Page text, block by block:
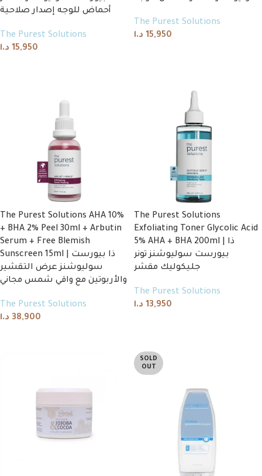
أحماض للوجه إصدار صلاحية
The Purest Solutions
15,950 د.ا
The Purest Solutions
15,950 د.ا
The Purest Solutions AHA 10%
+ BHA 2% Peel 30ml + Arbutin
Serum + Free Blemish
Sunscreen 15ml | ذا بيورست
سوليوشنز عرض التقشير
والأربوتين مع واقي شمس مجاني
The Purest Solutions
38,900 د.ا
The Purest Solutions
Exfoliating Toner Glycolic Acid
5% AHA + BHA 200ml | ذا
بيورست سوليوشنز تونر
جليكوليك مقشر
The Purest Solutions
13,950 د.ا
SOLD
OUT